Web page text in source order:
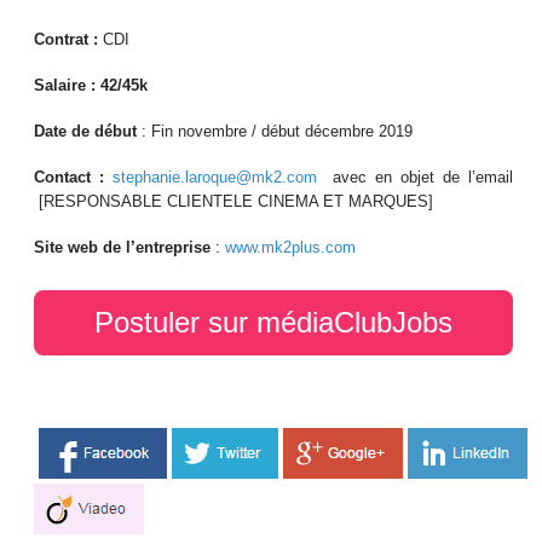
Contrat :CDI
Salaire : 42/45k
Date de début: Fin novembre / début décembre 2019
Contact : stephanie.laroque@mk2.com avec en objet de l’email
[RESPONSABLE CLIENTELE CINEMA ET MARQUES]
Site web de l’entreprise :www.mk2plus.com
Postuler sur médiaClubJobs